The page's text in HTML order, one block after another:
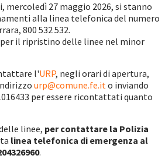
27 maggio 2026, si stanno
alla linea telefonica del numero
800 532 532.
il ripristino delle linee nel minor
l'URP, negli orari di apertura,
urp@comune.fe.ito inviando
per essere ricontattati quanto
linee, per contattare la Polizia
linea telefonica di emergenza al
.